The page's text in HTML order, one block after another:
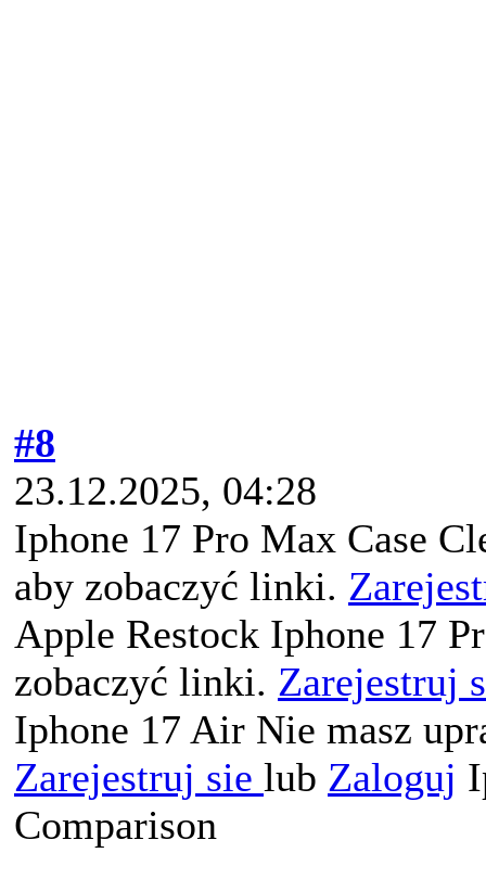
#8
23.12.2025, 04:28
Iphone 17 Pro Max Case
aby zobaczyć linki.
Apple Restock Iphone 17
zobaczyć linki. Zarejestruj
Iphone 17 Air Nie masz
Zarejestruj sie lub Zaloguj
Comparison